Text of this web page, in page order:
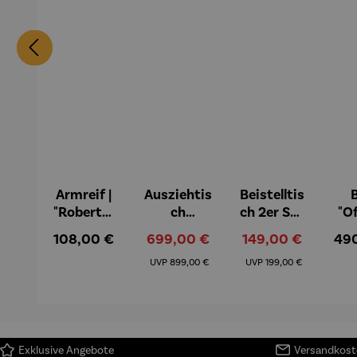
Armreif |
"Roberta"
Mütz
Regulärer Preis:
108,00 €
Ausziehtis
ch
m – Valor
Verkaufspreis:
699,00 €
UVP Regulärer Preis:
899,00 €
Beistelltis
ch 2er Set
Verkaufspreis:
149,00 €
UVP Regulärer Preis:
199,00 €
Exklusive Angebote